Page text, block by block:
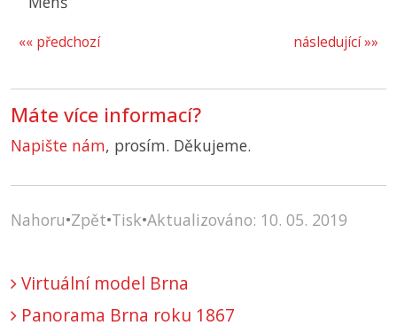
následující »»
«« předchozí
Máte více informací?
Napište nám, prosím. Děkujeme.
Nahoru•Zpět•Tisk•Aktualizováno: 10. 05. 2019
Virtuální model Brna
Panorama Brna roku 1867